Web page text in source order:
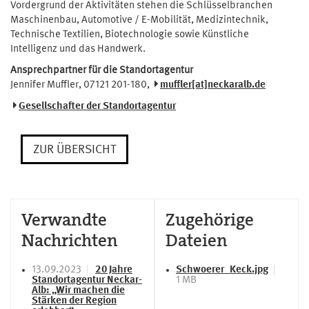
Vordergrund der Aktivitäten stehen die Schlüsselbranchen
Maschinenbau, Automotive / E-Mobilität, Medizintechnik,
Technische Textilien, Biotechnologie sowie Künstliche
Intelligenz und das Handwerk.
Ansprechpartner für die Standortagentur
Jennifer Muffler, 07121 201-180,
muffler[at]neckaralb.de
Gesellschafter der Standortagentur
ZUR ÜBERSICHT
Verwandte
Nachrichten
13.09.2023
20 Jahre
Standortagentur Neckar-
Alb: „Wir machen die
Stärken der Region
Zugehörige
Dateien
Schwoerer_Keck.jpg
1 MB